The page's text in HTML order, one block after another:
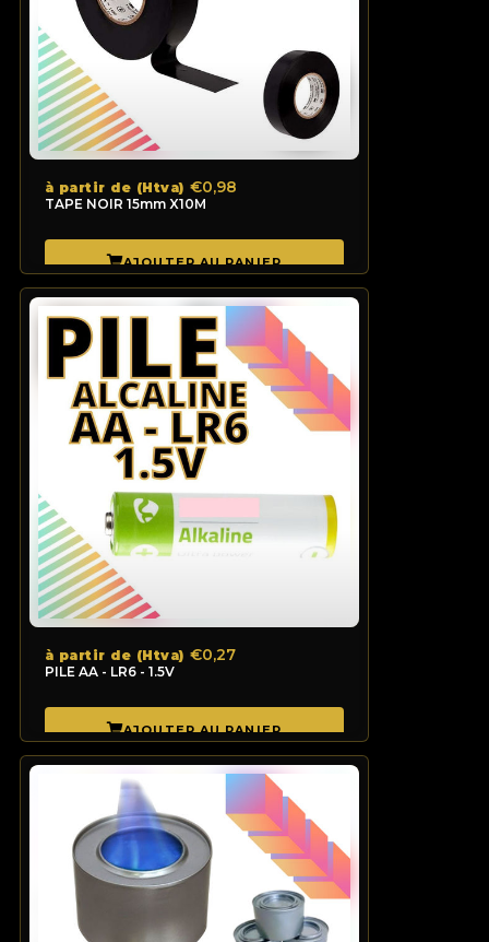
TAPE NOIR 15mm X10M
à partir de (Htva) €0,98
PILE AA - LR6 - 1.5V
à partir de (Htva) €0,27